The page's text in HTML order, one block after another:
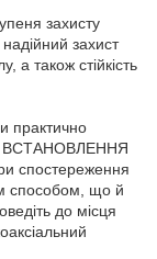
захисту
захист
а також стійкість
практично
ВСТАНОВЛЕННЯ
спостереження
способом, що й
до місця